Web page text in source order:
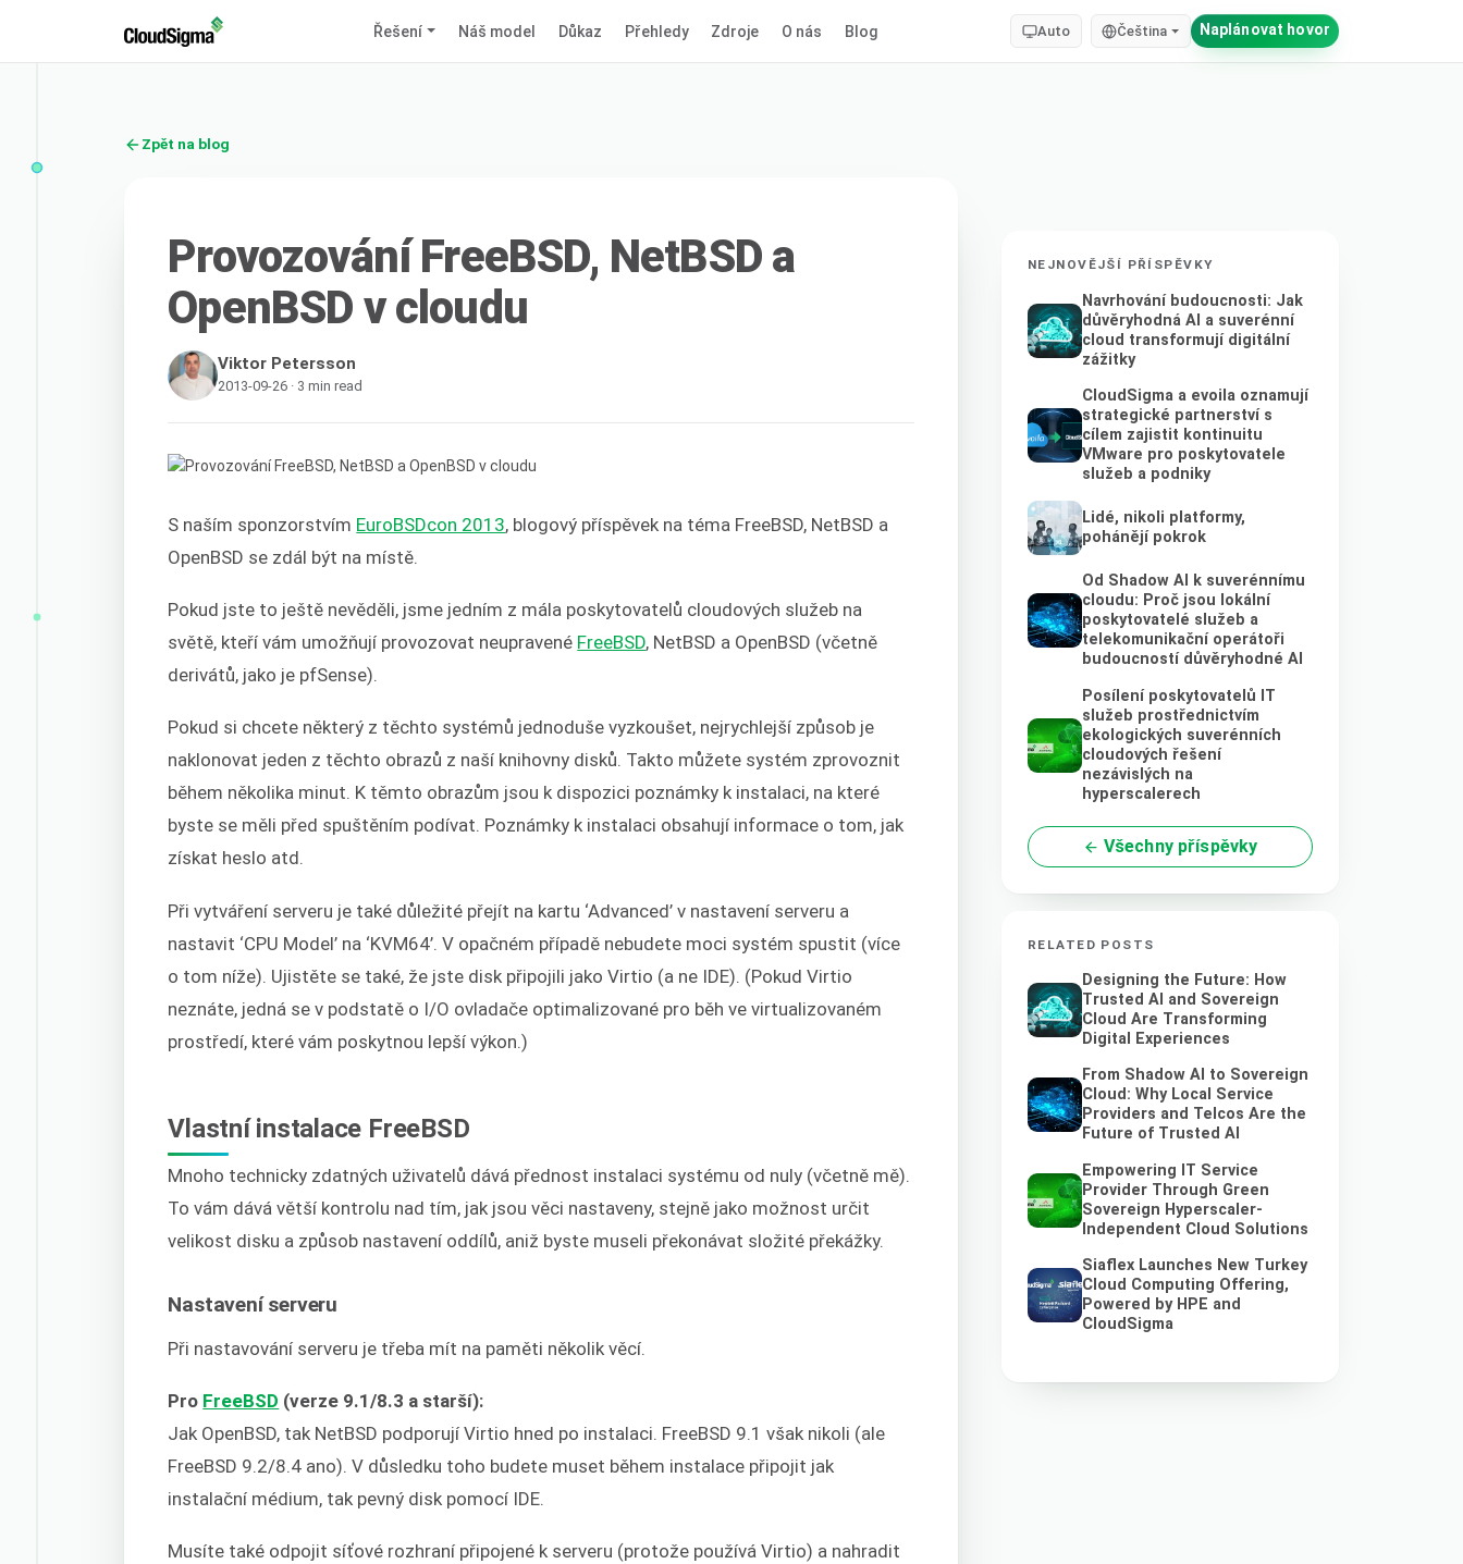
Řešení Náš model Důkaz Přehledy Zdroje O nás Blog Auto Čeština Naplánovat hovor
Zpět na blog
Provozování FreeBSD, NetBSD a
OpenBSD v cloudu
Viktor Petersson
2013-09-26 · 3 min read
S naším sponzorstvím EuroBSDcon 2013, blogový příspěvek na téma FreeBSD, NetBSD a
OpenBSD se zdál být na místě.
Pokud jste to ještě nevěděli, jsme jedním z mála poskytovatelů cloudových služeb na
světě, kteří vám umožňují provozovat neupravené FreeBSD, NetBSD a OpenBSD (včetně
derivátů, jako je pfSense).
Pokud si chcete některý z těchto systémů jednoduše vyzkoušet, nejrychlejší způsob je
naklonovat jeden z těchto obrazů z naší knihovny disků. Takto můžete systém zprovoznit
během několika minut. K těmto obrazům jsou k dispozici poznámky k instalaci, na které
byste se měli před spuštěním podívat. Poznámky k instalaci obsahují informace o tom, jak
získat heslo atd.
Při vytváření serveru je také důležité přejít na kartu ‘Advanced’ v nastavení serveru a
nastavit ‘CPU Model’ na ‘KVM64’. V opačném případě nebudete moci systém spustit (více
o tom níže). Ujistěte se také, že jste disk připojili jako Virtio (a ne IDE). (Pokud Virtio
neznáte, jedná se v podstatě o I/O ovladače optimalizované pro běh ve virtualizovaném
prostředí, které vám poskytnou lepší výkon.)
Vlastní instalace FreeBSD
Mnoho technicky zdatných uživatelů dává přednost instalaci systému od nuly (včetně mě).
To vám dává větší kontrolu nad tím, jak jsou věci nastaveny, stejně jako možnost určit
velikost disku a způsob nastavení oddílů, aniž byste museli překonávat složité překážky.
Nastavení serveru
Při nastavování serveru je třeba mít na paměti několik věcí.
Pro FreeBSD (verze 9.1/8.3 a starší):
Jak OpenBSD, tak NetBSD podporují Virtio hned po instalaci. FreeBSD 9.1 však nikoli (ale
FreeBSD 9.2/8.4 ano). V důsledku toho budete muset během instalace připojit jak
instalační médium, tak pevný disk pomocí IDE.
Musíte také odpojit síťové rozhraní připojené k serveru (protože používá Virtio) a nahradit
NEJNOVĚJŠÍ PŘÍSPĚVKY
Navrhování budoucnosti: Jak
důvěryhodná AI a suverénní
cloud transformují digitální
zážitky
CloudSigma a evoila oznamují
strategické partnerství s
cílem zajistit kontinuitu
VMware pro poskytovatele
služeb a podniky
Lidé, nikoli platformy,
pohánějí pokrok
Od Shadow AI k suverénnímu
cloudu: Proč jsou lokální
poskytovatelé služeb a
telekomunikační operátoři
budoucností důvěryhodné AI
Posílení poskytovatelů IT
služeb prostřednictvím
ekologických suverénních
cloudových řešení
nezávislých na
hyperscalerech
Všechny příspěvky
RELATED POSTS
Designing the Future: How
Trusted AI and Sovereign
Cloud Are Transforming
Digital Experiences
From Shadow AI to Sovereign
Cloud: Why Local Service
Providers and Telcos Are the
Future of Trusted AI
Empowering IT Service
Provider Through Green
Sovereign Hyperscaler-
Independent Cloud Solutions
Siaflex Launches New Turkey
Cloud Computing Offering,
Powered by HPE and
CloudSigma